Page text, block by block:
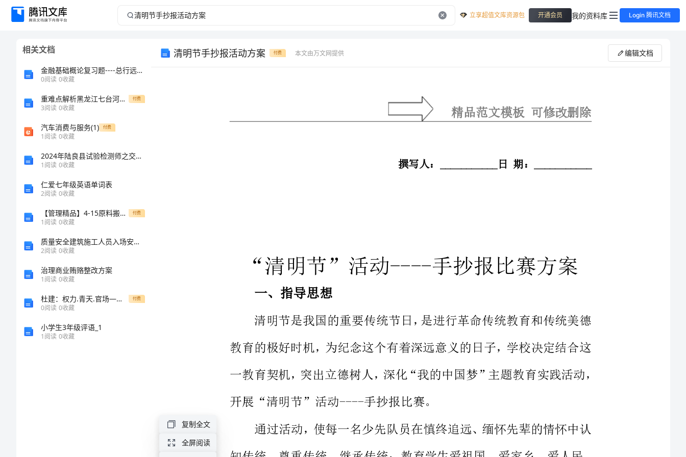
清
人：
___________
期：
立享超值文库资源包 开通会员 我的资料库 Login 腾讯文档
相关文档
金融基础概论复习题----总行远程培训系统之官方版本
0阅读 0收藏
重难点解析黑龙江七台河勃利县数学八年级下册三角形同步练习练习题（含答案解析） 付费
3阅读 0收藏
汽车消费与服务(1) 付费
1阅读 0收藏
2024年陆良县试验检测师之交通工程考试题库word版
1阅读 0收藏
仁爱七年级英语单词表
2阅读 0收藏
【管理精品】4-15原料搬運A 付费
1阅读 0收藏
质量安全建筑施工人员入场安全教育讲义
2阅读 0收藏
治理商业贿赂整改方案
1阅读 0收藏
杜建：权力.青天.官场——简评反腐小说中的官本位意识 付费
0阅读 0收藏
小学生3年级评语_1
1阅读 0收藏
清明节手抄报活动方案 付费 本文由万文网提供 编辑文档
观。
教育的极好时机，为纪念这个有着深远意义的日子，学校决定结合这
开展“清明节”活动----手抄报比赛。
知传统、尊重传统、继承传统；教育学生爱祖国、爱家乡、爱人民，
爱父母、爱同学、爱老师、爱班级，知道好好学习，学会“敬怀先人、
复制全文
全屏阅读